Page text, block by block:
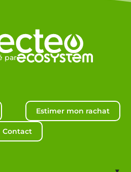
par
Estimer mon rachat
Contact